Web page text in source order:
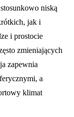
niską
jak i
i prostocie
zmieniających
zapewnia
a
klimat